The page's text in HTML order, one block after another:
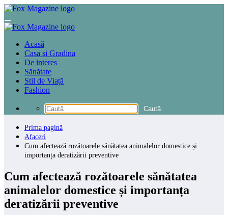
Sari
conținut
Acasă
Casa si Gradina
De interes
Sănătate
Stil de Viață
Fashion
Prima pagină
Afaceri
Cum afectează rozătoarele sănătatea animalelor domestice și
importanța deratizării preventive
Cum afectează rozătoarele sănătatea
animalelor domestice și importanța
deratizării preventive